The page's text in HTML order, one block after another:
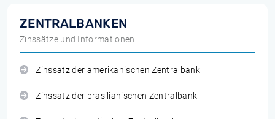
ZENTRALBANKEN
Zinssätze und Informationen
Zinssatz der amerikanischen Zentralbank
Zinssatz der brasilianischen Zentralbank